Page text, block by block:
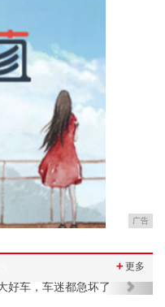
广告
＋更多
Next